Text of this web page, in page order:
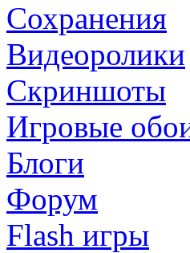
Сохранения
Видеоролики
Скриншоты
Игровые
Блоги
Форум
Flash игры